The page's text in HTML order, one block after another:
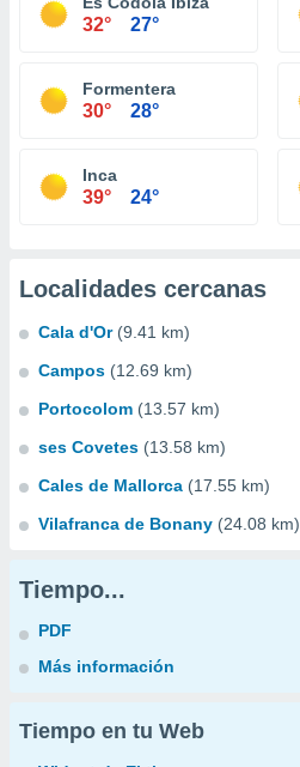
32° 27°
Formentera
30° 28°
Inca
39° 24°
Localidades cercanas
Cala d'Or (9.41 km)
Campos (12.69 km)
Portocolom (13.57 km)
ses Covetes (13.58 km)
Cales de Mallorca (17.55 km)
Vilafranca de Bonany (24.08 km)
Tiempo...
PDF
Más información
Tiempo en tu Web